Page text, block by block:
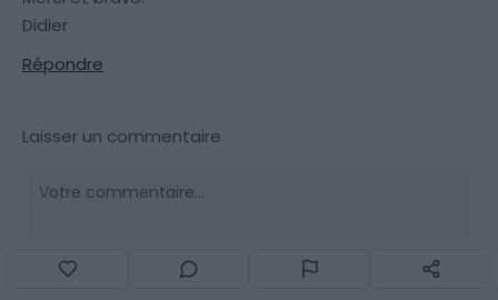
Didier
Répondre
Laisser un commentaire